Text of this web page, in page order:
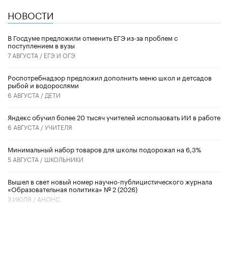
НОВОСТИ
В Госдуме предложили отменить ЕГЭ из-за проблем с
поступлением в вузы
7 АВГУСТА / ЕГЭ И ОГЭ
Роспотребнадзор предложил дополнить меню школ и детсадов
рыбой и водорослями
6 АВГУСТА / ДЕТИ
​Яндекс обучил более 20 тысяч учителей использовать ИИ в работе
6 АВГУСТА /УЧИТЕЛЯ
Минимальный набор товаров для школы подорожал на 6,3%
5 АВГУСТА / ШКОЛЬНИКИ
Вышел в свет новый номер научно-публицистического журнала
«Образовательная политика» № 2 (2026)
3 ИЮЛЯ / АНОНС